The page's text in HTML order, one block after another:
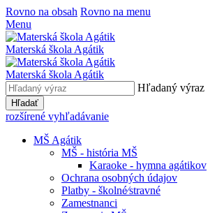
Rovno na obsah Rovno na menu
Menu
Materská škola Agátik
Materská škola Agátik
Hľadaný výraz
Hľadať
rozšírené vyhľadávanie
MŠ Agátik
MŠ - história MŠ
Karaoke - hymna agátikov
Ochrana osobných údajov
Platby - školné⁄stravné
Zamestnanci